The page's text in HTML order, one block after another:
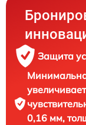
Защита
0,16 мм,